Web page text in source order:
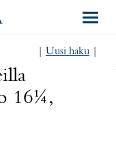
Uusi haku
16¼,